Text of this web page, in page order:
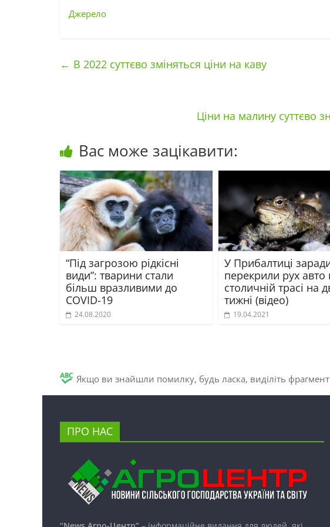
Джерело
← В 2022 суттєво зміняться ціни на каву
Ціни на малину суттєво
Вас може зацікавити:
“Під загрозою рідкісні
види”: тварини стали
більш вразливими до
COVID-19
24.08.2020
У Прибалтиці
перекрили рух авто
столичній трасі на
тижні (відео)
19.04.2021
Якщо ви знайшли помилку, будь ласка, виділіть фрагмент
ПРО НАС